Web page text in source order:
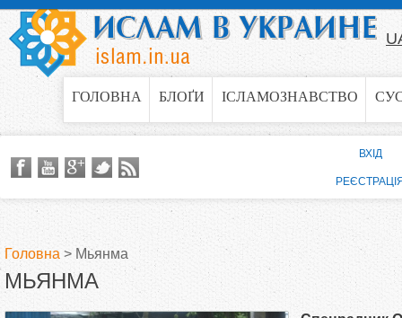
Jump to navigation
ГОЛОВНА БЛОҐИ ІСЛАМОЗНАВСТВО
В
Головна > Мьянма
МЬЯНМА
ВХІД